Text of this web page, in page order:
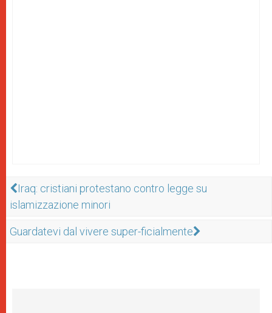
Iraq: cristiani protestano contro legge su
islamizzazione minori
Guardatevi dal vivere super-ficialmente